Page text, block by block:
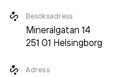
Besöksadress
Mineralgatan 14
251 01 Helsingborg
Adress